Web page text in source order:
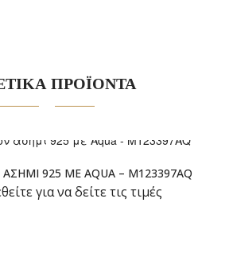
ΠΡΟΪΟΝΤΑ
925 ΜΕ AQUA – M123397AQ
για να δείτε τις τιμές